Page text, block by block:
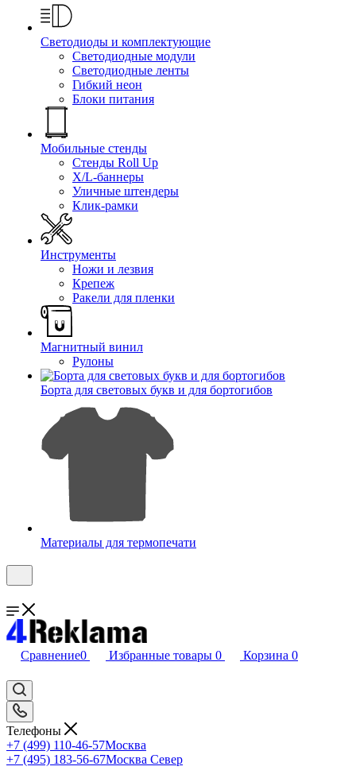
Светодиоды и комплектующие
Светодиодные модули
Светодиодные ленты
Гибкий неон
Блоки питания
Мобильные стенды
Стенды Roll Up
X/L-баннеры
Уличные штендеры
Клик-рамки
Инструменты
Ножи и лезвия
Крепеж
Ракели для пленки
Магнитный винил
Рулоны
Борта для световых букв и для бортогибов
Материалы для термопечати
Сравнение0 Избранные товары 0 Корзина 0
Телефоны
+7 (499) 110-46-57Москва
+7 (495) 183-56-67Москва Север